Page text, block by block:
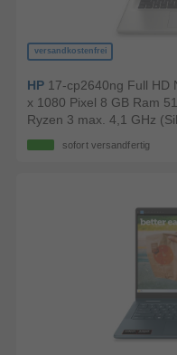
versandkostenfrei
HP 17-cp2640ng Full HD
x 1080 Pixel 8 GB Ram
Ryzen 3 max. 4,1 GHz
sofort versandfertig